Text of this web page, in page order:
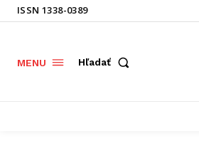
ISSN 1338-0389
MENU Hľadať